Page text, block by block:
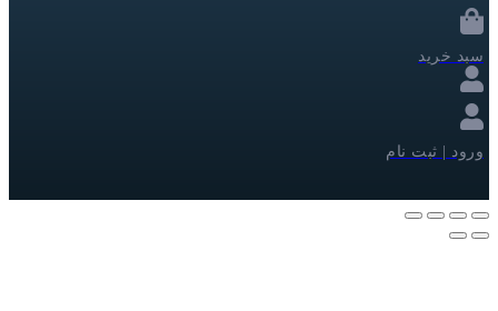
سبد خرید
ورود | ثبت نام